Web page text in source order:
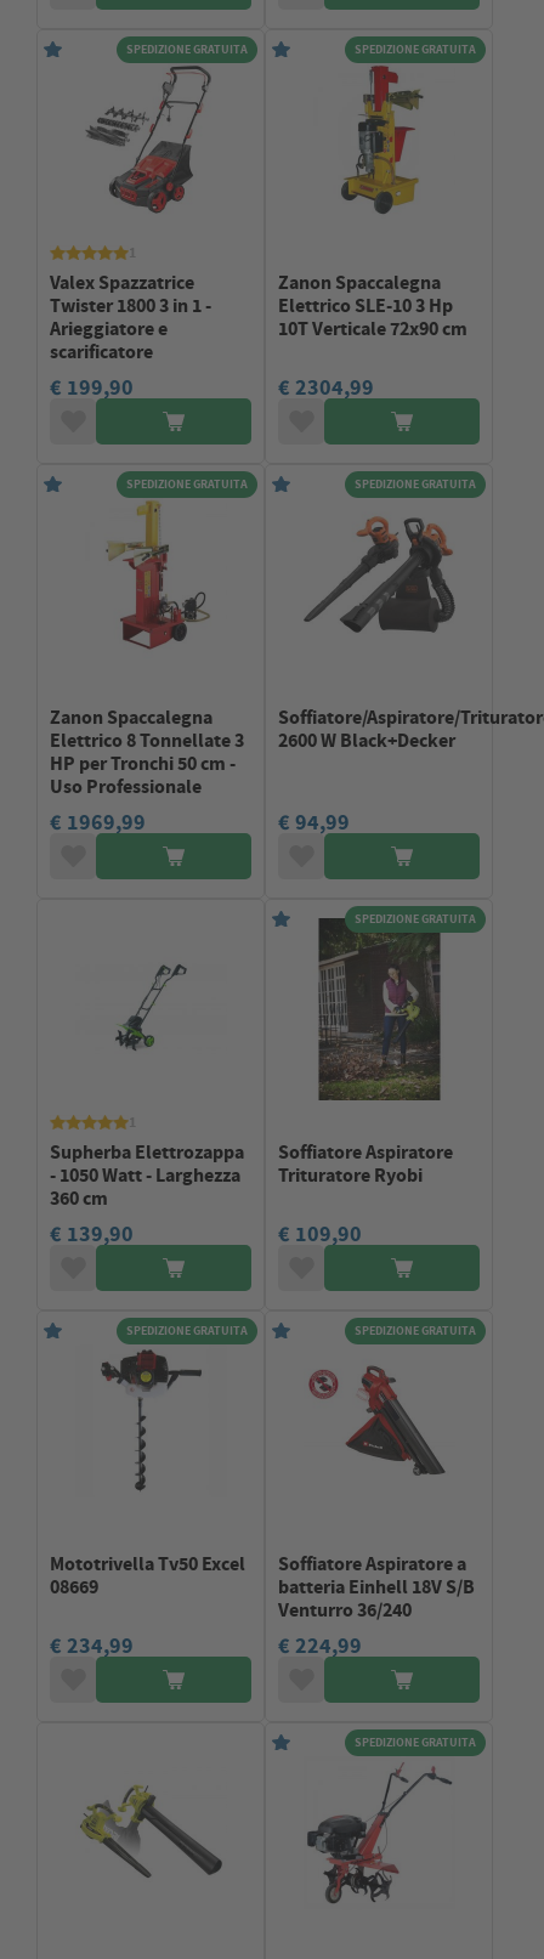
SPEDIZIONE GRATUITA
Valex Spazzatrice
Twister 1800 3 in 1 -
Arieggiatore e
scarificatore
€ 199,90
SPEDIZIONE GRATUITA
Zanon Spaccalegna
Elettrico SLE-10 3 Hp
10T Verticale 72x90 cm
€ 2304,99
SPEDIZIONE GRATUITA
Zanon Spaccalegna
Elettrico 8 Tonnellate 3
HP per Tronchi 50 cm -
Uso Professionale
€ 1969,99
SPEDIZIONE GRATUITA
Soffiatore/Aspiratore/
2600 W Black+Decker
€ 94,99
Supherba Elettrozappa
- 1050 Watt - Larghezza
360 cm
€ 139,90
SPEDIZIONE GRATUITA
Soffiatore Aspiratore
Trituratore Ryobi
€ 109,90
SPEDIZIONE GRATUITA
Mototrivella Tv50 Excel
08669
€ 234,99
SPEDIZIONE GRATUITA
Soffiatore Aspiratore a
batteria Einhell 18V S/B
Venturro 36/240
€ 224,99
SPEDIZIONE GRATUITA